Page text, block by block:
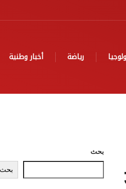
رياضة أخبار وطنية
بحث
بحث